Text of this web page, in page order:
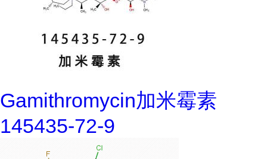
Gamithromycin加米霉素
145435-72-9